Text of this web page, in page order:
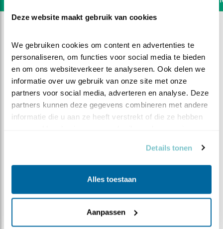
Deze website maakt gebruik van cookies
We gebruiken cookies om content en advertenties te
personaliseren, om functies voor social media te bieden
en om ons websiteverkeer te analyseren. Ook delen we
informatie over uw gebruik van onze site met onze
partners voor social media, adverteren en analyse. Deze
partners kunnen deze gegevens combineren met andere
informatie die u aan ze heeft verstrekt of die ze hebben
Details tonen
Alles toestaan
Aanpassen
Indringer
Ed Hoogkamer | Geplaatst op 11 april 2019, 16:54 |